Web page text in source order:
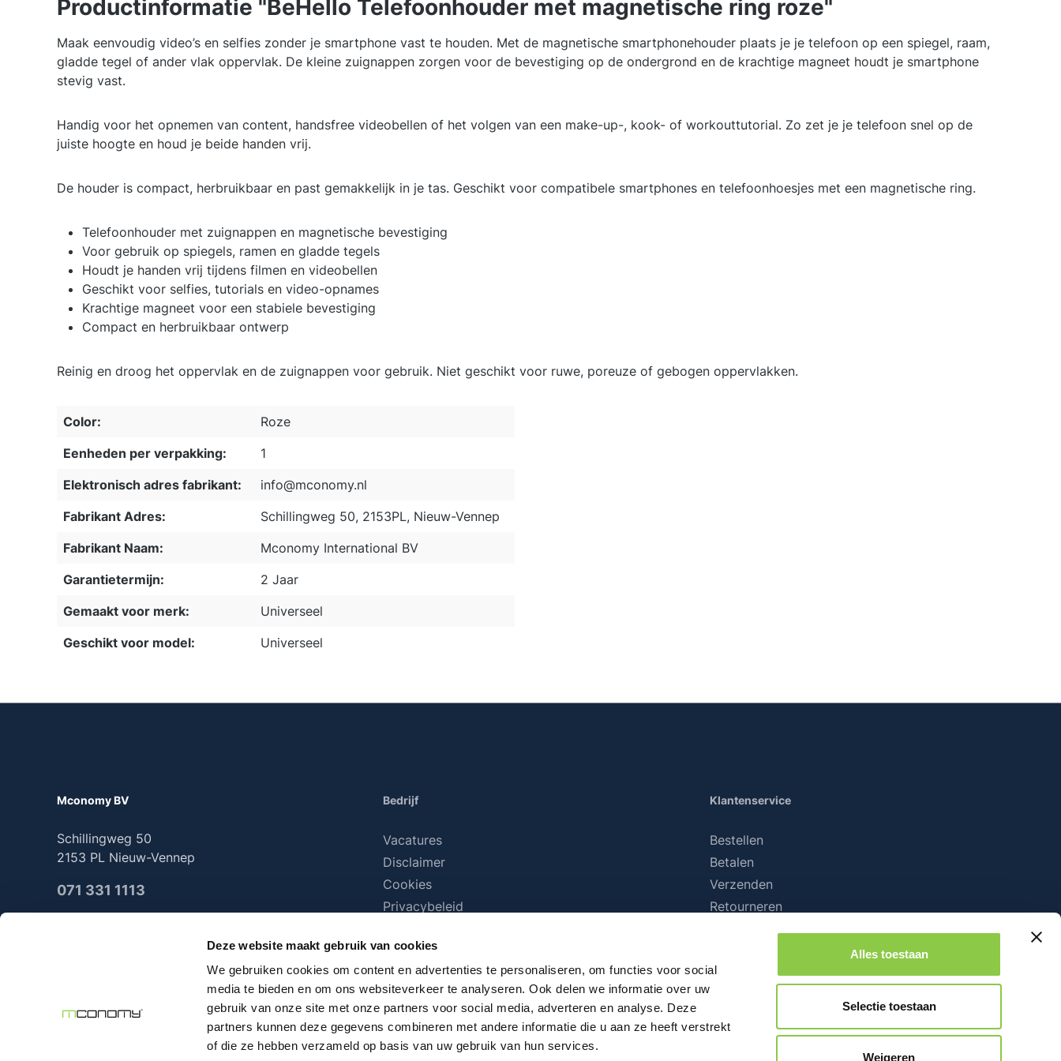
Deze website maakt gebruik van cookies
We gebruiken cookies om content en advertenties te personaliseren, om functies voor social
media te bieden en om ons websiteverkeer te analyseren. Ook delen we informatie over uw
gebruik van onze site met onze partners voor social media, adverteren en analyse. Deze
partners kunnen deze gegevens combineren met andere informatie die u aan ze heeft verstrekt
of die ze hebben verzameld op basis van uw gebruik van hun services.
Alles toestaan
Selectie toestaan
Weigeren
Productinformatie "BeHello Telefoonhouder met magnetische ring roze"
Maak eenvoudig video’s en selfies zonder je smartphone vast te houden. Met de magnetische smartphonehouder plaats je je telefoon op een spiegel, raam,
gladde tegel of ander vlak oppervlak. De kleine zuignappen zorgen voor de bevestiging op de ondergrond en de krachtige magneet houdt je smartphone
stevig vast.
Handig voor het opnemen van content, handsfree videobellen of het volgen van een make-up-, kook- of workouttutorial. Zo zet je je telefoon snel op de
juiste hoogte en houd je beide handen vrij.
De houder is compact, herbruikbaar en past gemakkelijk in je tas. Geschikt voor compatibele smartphones en telefoonhoesjes met een magnetische ring.
Telefoonhouder met zuignappen en magnetische bevestiging
Voor gebruik op spiegels, ramen en gladde tegels
Houdt je handen vrij tijdens filmen en videobellen
Geschikt voor selfies, tutorials en video-opnames
Krachtige magneet voor een stabiele bevestiging
Compact en herbruikbaar ontwerp
Reinig en droog het oppervlak en de zuignappen voor gebruik. Niet geschikt voor ruwe, poreuze of gebogen oppervlakken.
Color:
Roze
Eenheden per verpakking:
1
Elektronisch adres fabrikant:
info@mconomy.nl
Fabrikant Adres:
Schillingweg 50, 2153PL, Nieuw-Vennep
Fabrikant Naam:
Mconomy International BV
Garantietermijn:
2 Jaar
Gemaakt voor merk:
Universeel
Geschikt voor model:
Universeel
Mconomy BV
Schillingweg 50
2153 PL Nieuw-Vennep
071 331 1113
2025 Mconomy all rights reserved
Bedrijf
Vacatures
Disclaimer
Cookies
Privacybeleid
Klantenservice
Bestellen
Betalen
Verzenden
Retourneren